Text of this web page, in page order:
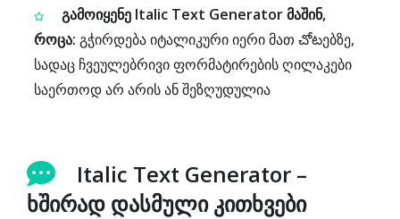
გამოიყენე Italic Text Generator მაშინ,
როცა: გჭირდება იტალიკური იერი მათ చోటებზე,
სადაც ჩვეულებრივი ფორმატირების ღილაკები
საერთოდ არ არის ან შეზღუდულია
Italic Text Generator –
ხშირად დასმული კითხვები